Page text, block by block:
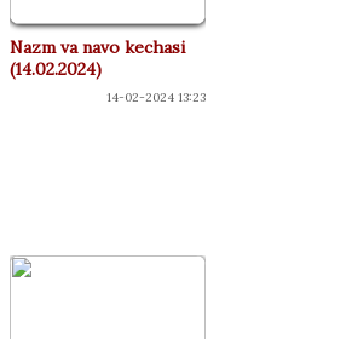
Nazm va navo kechasi
(14.02.2024)
14-02-2024 13:23